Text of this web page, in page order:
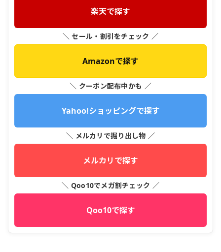
楽天で探す
＼ セール・割引をチェック ／
Amazonで探す
＼ クーポン配布中かも ／
Yahoo!ショッピングで探す
＼ メルカリで掘り出し物 ／
メルカリで探す
＼ Qoo10でメガ割チェック ／
Qoo10で探す